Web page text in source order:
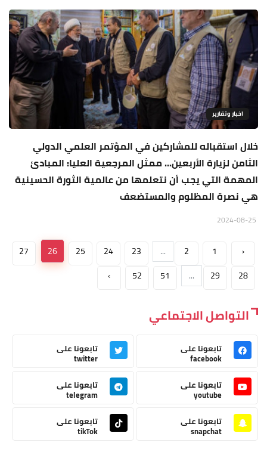
اخبار وتقارير
خلال استقباله للمشاركين في المؤتمر العلمي الدولي
الثامن لزيارة الأربعين... ممثل المرجعية العليا: المبادئ
المهمة التي يجب أن نتعلمها من عالمية الثورة الحسينية
هي نصرة المظلوم والمستضعف
‹
1
2
...
23
24
25
26
27
28
29
...
51
52
›
التواصل الاجتماعي
تابعونا على
facebook
تابعونا على
twitter
تابعونا على
youtube
تابعونا على
telegram
تابعونا على
snapchat
تابعونا على
tikTok